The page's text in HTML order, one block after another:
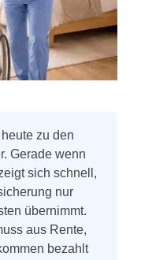
zu den
Gerade wenn
sich schnell,
nur
übernimmt.
aus Rente,
bezahlt